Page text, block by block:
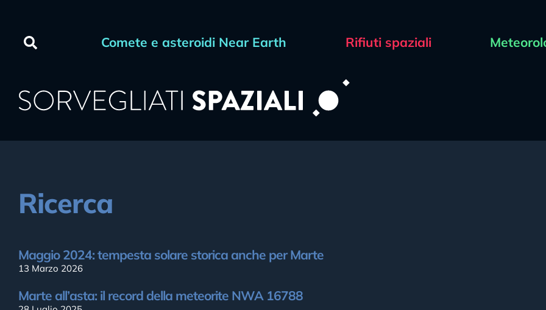
Comete e asteroidi Near Earth Rifiuti spaziali
Ricerca
Maggio 2024: tempesta solare storica anche per Marte
13 Marzo 2026
Marte all’asta: il record della meteorite NWA 16788